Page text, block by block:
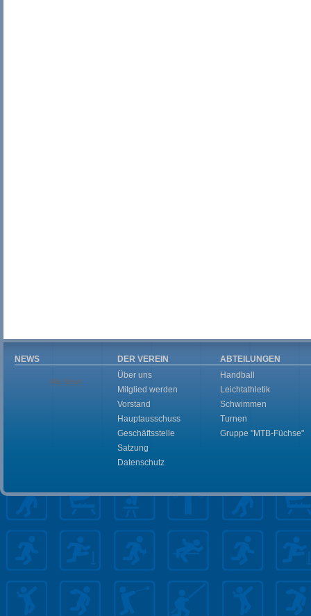
NEWS
Alle News
DER VEREIN
Über uns
Mitglied werden
Vorstand
Hauptausschuss
Geschäftsstelle
Satzung
Datenschutz
ABTEILUNGEN
Handball
Leichtathletik
Schwimmen
Turnen
Gruppe "MTB-Füchse"